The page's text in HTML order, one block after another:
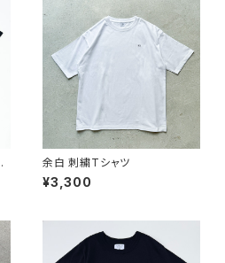
余白 刺繍Tシャツ
¥3,300